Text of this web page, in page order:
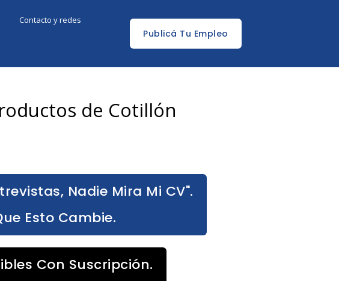
Contacto y redes
Publicá Tu Empleo
de Cotillón
Nadie Mira Mi CV".
Esto Cambie.
Con Suscripción.